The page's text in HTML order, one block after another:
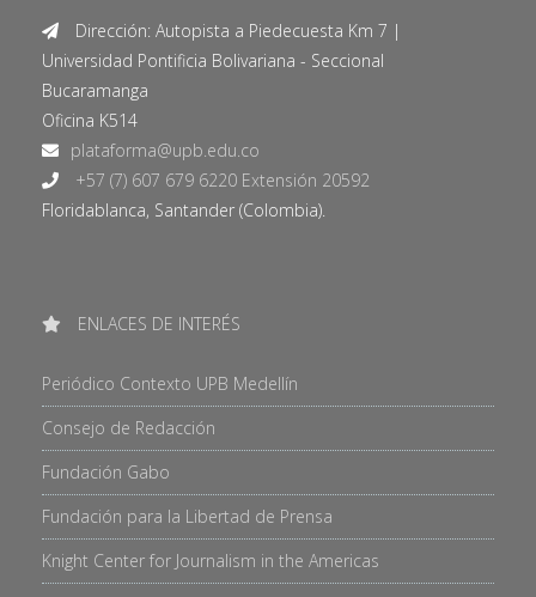
Dirección: Autopista a Piedecuesta Km 7 |
Universidad Pontificia Bolivariana - Seccional
Bucaramanga
Oficina K514
+57 (7) 607 679 6220 Extensión 20592
Floridablanca, Santander (Colombia).
ENLACES DE INTERÉS
Periódico Contexto UPB Medellín
Consejo de Redacción
Fundación Gabo
Fundación para la Libertad de Prensa
Knight Center for Journalism in the Americas